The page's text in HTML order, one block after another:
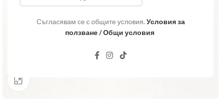
Съгласявам се с общите условия. Условия за
ползване / Общи условия